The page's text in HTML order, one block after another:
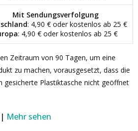
Mit Sendungsverfolgung
: 4,90 € oder kostenlos ab 25 €
: 4,90 € oder kostenlos ab 25 €
Zeitraum von 90 Tagen, um eine
zu machen, vorausgesetzt, dass die
gesicherte Plastiktasche nicht geöffnet
Mehr sehen